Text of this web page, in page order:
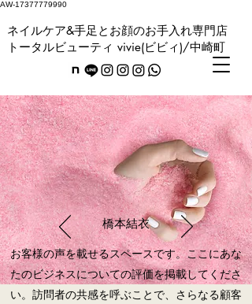
AW-17377779990
ネイルケア&手足とお顔のお手入れ専門店
トータルビューティ vivie(ビビィ)/中崎町
橋本結衣
お客様の声を載せるスペースです。ここにあな
たのビジネスについての評価を掲載してくださ
い。訪問者の共感を呼ぶことで、さらなる顧客